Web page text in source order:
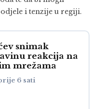
i tenzije u regiji.
snimak
reakcija na
mrežama
6 sati